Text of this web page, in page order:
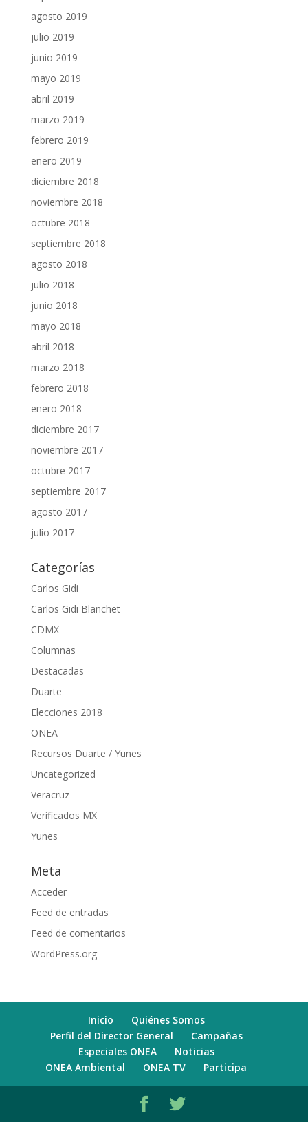
agosto 2019
julio 2019
junio 2019
mayo 2019
abril 2019
marzo 2019
febrero 2019
enero 2019
diciembre 2018
noviembre 2018
octubre 2018
septiembre 2018
agosto 2018
julio 2018
junio 2018
mayo 2018
abril 2018
marzo 2018
febrero 2018
enero 2018
diciembre 2017
noviembre 2017
octubre 2017
septiembre 2017
agosto 2017
julio 2017
Categorías
Carlos Gidi
Carlos Gidi Blanchet
CDMX
Columnas
Destacadas
Duarte
Elecciones 2018
ONEA
Recursos Duarte / Yunes
Uncategorized
Veracruz
Verificados MX
Yunes
Meta
Acceder
Feed de entradas
Feed de comentarios
WordPress.org
Inicio
Quiénes Somos
Perfil del Director General
Campañas
Especiales ONEA
Noticias
ONEA Ambiental
ONEA TV Participa